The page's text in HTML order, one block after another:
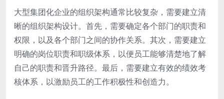
大型集团化企业的组织架构通常比较复杂，需要建立清
晰的组织架构设计。首先，需要确定各个部门的职责和
权限，以及各个部门之间的协作关系。其次，需要建立
明确的岗位职责和职级体系，以便员工能够清楚地了解
自己的职责和晋升路径。最后，需要建立有效的绩效考
核体系，以激励员工的工作积极性和创造力。